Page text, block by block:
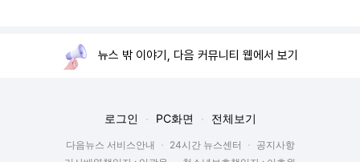
뉴스 밖 이야기, 다음 커뮤니티 웹에서 보기
로그인 PC화면 전체보기
다음뉴스 서비스안내 24시간 뉴스센터
공지사항